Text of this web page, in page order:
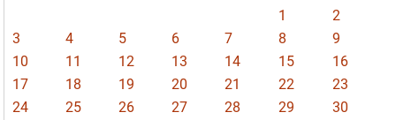
1
2
3
4 5 6 7 8
9
10
11 12 13 14 15
16
17
18 19 20 21 22
23
24
25 26 27 28 29
30